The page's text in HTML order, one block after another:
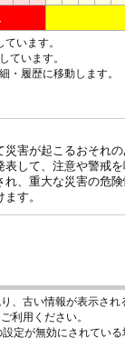
います。
ています。
・履歴に移動します。
害が起こるおそれ
して、注意や警戒
、重大な災害の危険
す。
、古い情報が表示さ
利用ください。
定が無効にされてい